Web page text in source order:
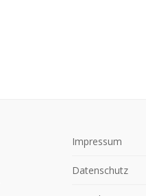
Impressum
Datenschutz